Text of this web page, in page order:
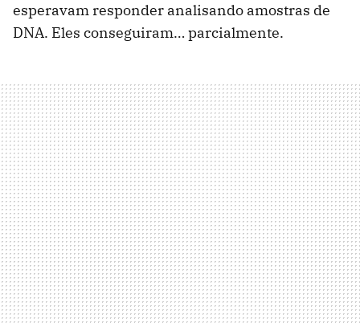
esperavam responder analisando amostras de
DNA. Eles conseguiram… parcialmente.